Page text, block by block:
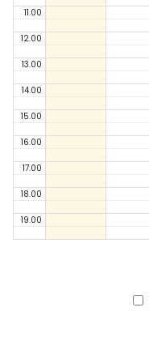
11.00
12.00
13.00
14.00
15.00
16.00
17.00
18.00
19.00